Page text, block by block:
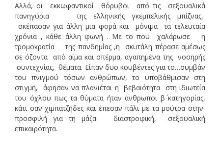
Αλλά, οι εκκωφαντικοί θόρυβοι από τις σεξουαλικά
πανηγύρια της ελληνικής γκεμπελικής μπίζνας,
σκέπασαν για άλλη μια φορά και μόνιμα τα τελευταία
χρόνια , κάθε άλλη φωνή . Με το που χαλάρωσε η
τρομοκρατία της πανδημίας ,η σκυτάλη πέρασε αμέσως
σε όζοντα από αίμα και σπέρμα, αγαπημένα της νοσηρής
συντεχνίας, θέματα. Είπαν δυο κουβέντες για το…συμβάν
του πνιγμού τόσων ανθρώπων, το υποβάθμισαν στη
στιγμή, άφησαν να πλανιέται η βεβαιότητα στη ιδιωτεία
του όχλου πως τα θύματα ήταν άνθρωποι β΄ κατηγορίας,
κάτι σαν χιμπατζήδες και έπεσαν πάλι με τα μούτρα στην
προσφιλή για τη μάζα διαστροφική, σεξουαλική
επικαιρότητα.